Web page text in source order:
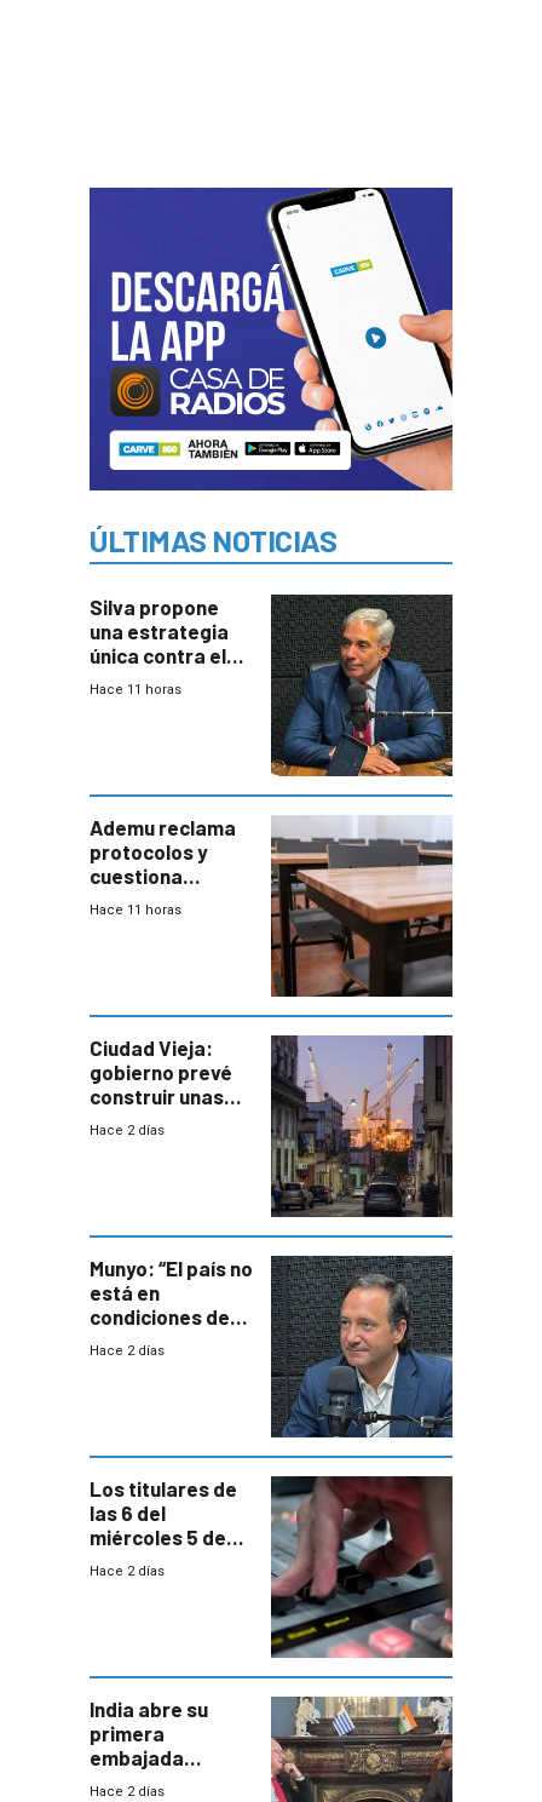
ÚLTIMAS NOTICIAS
Silva propone
una estrategia
única contra el
narcotráfico y
Hace 11 horas
Ademu reclama
protocolos y
cuestiona
demora de
Hace 11 horas
Ciudad Vieja:
gobierno prevé
construir unas
mil viviendas en
Hace 2 días
Munyo: “El país no
está en
condiciones de
enfrentar una
Hace 2 días
Los titulares de
las 6 del
miércoles 5 de
agosto de 2026
Hace 2 días
India abre su
primera
embajada
residente en
Hace 2 días